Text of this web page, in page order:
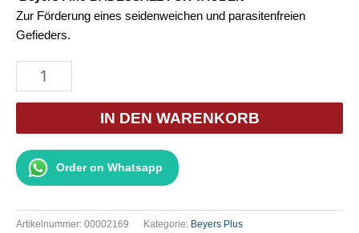
Zur Förderung eines seidenweichen und parasitenfreien
Gefieders.
Beyers
Fino
Menge
IN DEN WARENKORB
Order on Whatsapp
Artikelnummer: 00002169 Kategorie: Beyers Plus